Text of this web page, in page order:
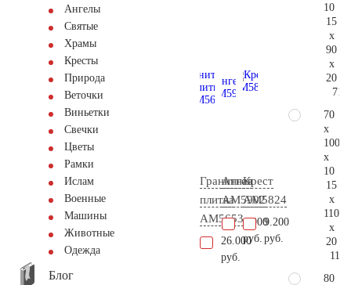
Ангелы
Святые
Храмы
Кресты
Природа
Веточки
Виньетки
Свечки
Цветы
Рамки
Ислам
Военные
Машины
Животные
Одежда
Блог
Гранитная
плитка
AM5653
26.000
руб.
Ангел
AM5902
1.900
руб.
Крест
AM5824
9.200
руб.
10
15
x
90
x
20
70
x
100
x
10
15
x
110
x
20
80